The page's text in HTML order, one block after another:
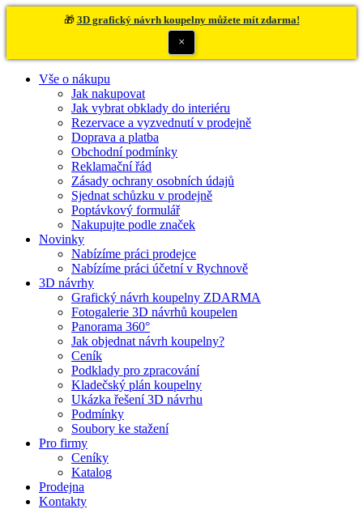
🎁 3D grafický návrh koupelny můžete mít zdarma!
×
Vše o nákupu
Jak nakupovat
Jak vybrat obklady do interiéru
Rezervace a vyzvednutí v prodejně
Doprava a platba
Obchodní podmínky
Reklamační řád
Zásady ochrany osobních údajů
Sjednat schůzku v prodejně
Poptávkový formulář
Nakupujte podle značek
Novinky
Nabízíme práci prodejce
Nabízíme práci účetní v Rychnově
3D návrhy
Grafický návrh koupelny ZDARMA
Fotogalerie 3D návrhů koupelen
Panorama 360°
Jak objednat návrh koupelny?
Ceník
Podklady pro zpracování
Kladečský plán koupelny
Ukázka řešení 3D návrhu
Podmínky
Soubory ke stažení
Pro firmy
Ceníky
Katalog
Prodejna
Kontakty